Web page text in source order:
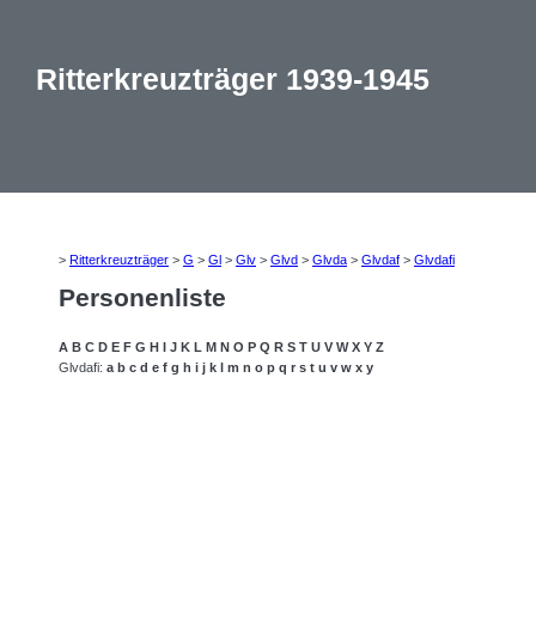
Ritterkreuzträger 1939-1945
> Ritterkreuzträger > G > Gl > Glv > Glvd > Glvda > Glvdaf > Glvdafi
Personenliste
A B C D E F G H I J K L M N O P Q R S T U V W X Y Z
Glvdafi: a b c d e f g h i j k l m n o p q r s t u v w x y